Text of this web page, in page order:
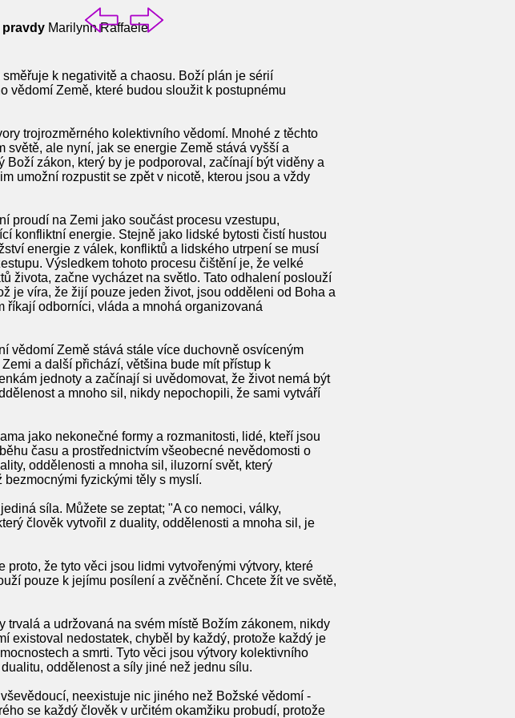
pravdy Marilynn Raffaele
k negativitě a chaosu. Boží plán je sérií
vědomí Země, které budou sloužit k postupnému
trojrozměrného kolektivního vědomí. Mnohé z těchto
světě, ale nyní, jak se energie Země stává vyšší a
zákon, který by je podporoval, začínají být viděny a
umožní rozpustit se zpět v nicotě, kterou jsou a vždy
proudí na Zemi jako součást procesu vzestupu,
konfliktní energie. Stejně jako lidské bytosti čistí hustou
energie z válek, konfliktů a lidského utrpení se musí
Výsledkem tohoto procesu čištění je, že velké
života, začne vycházet na světlo. Tato odhalení poslouží
je víra, že žijí pouze jeden život, jsou odděleni od Boha a
říkají odborníci, vláda a mnohá organizovaná
vědomí Země stává stále více duchovně osvíceným
a další přichází, většina bude mít přístup k
jednoty a začínají si uvědomovat, že život nemá být
a mnoho sil, nikdy nepochopili, že sami vytváří
jako nekonečné formy a rozmanitosti, lidé, kteří jsou
času a prostřednictvím všeobecné nevědomosti o
oddělenosti a mnoha sil, iluzorní svět, který
fyzickými těly s myslí.
síla. Můžete se zeptat; "A co nemoci, války,
člověk vytvořil z duality, oddělenosti a mnoha sil, je
že tyto věci jsou lidmi vytvořenými výtvory, které
pouze k jejímu posílení a zvěčnění. Chcete žít ve světě,
a udržovaná na svém místě Božím zákonem, nikdy
existoval nedostatek, chyběl by každý, protože každý je
a smrti. Tyto věci jsou výtvory kolektivního
oddělenost a síly jiné než jednu sílu.
neexistuje nic jiného než Božské vědomí -
se každý člověk v určitém okamžiku probudí, protože